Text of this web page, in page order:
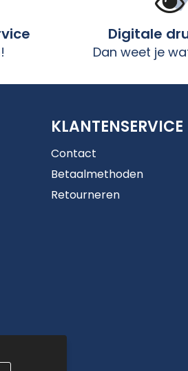
Digitale
Dan weet je
KLANTENSERVICE
Contact
Betaalmethoden
Retourneren